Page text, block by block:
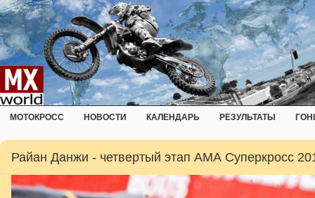
МОТОКРОСС НОВОСТИ КАЛЕНДАРЬ РЕЗУЛЬТАТЫ
Райан Данжи - четвертый этап АМА Суперкросс